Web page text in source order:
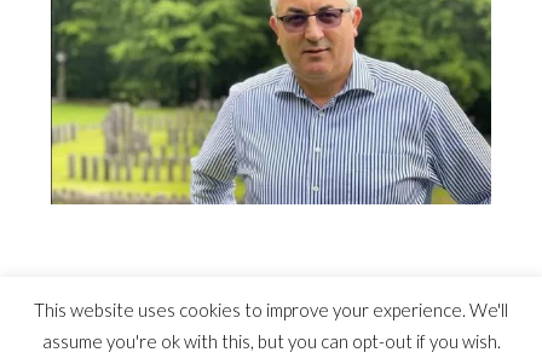
This website uses cookies to improve your experience. We'll
assume you're ok with this, but you can opt-out if you wish.